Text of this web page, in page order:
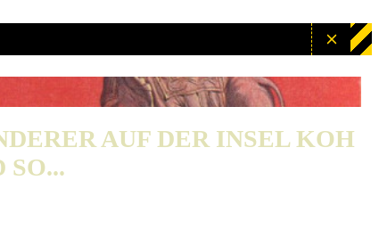
AUF DER INSEL KOH
SO...